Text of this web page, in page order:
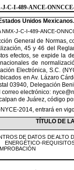
J-C-I-489-ANCE-
Unidos
NMX-J-C-I-489-ANCE-
General de Normas,
45 y 46 del
efectos, se expide la
de
Electrónica, S.C
en Av. Lázaro
03940, Delegación
correo electrónico:
de Juárez, código
2014, entrará en
TÍTULO DE
DE DATOS DE ALTO